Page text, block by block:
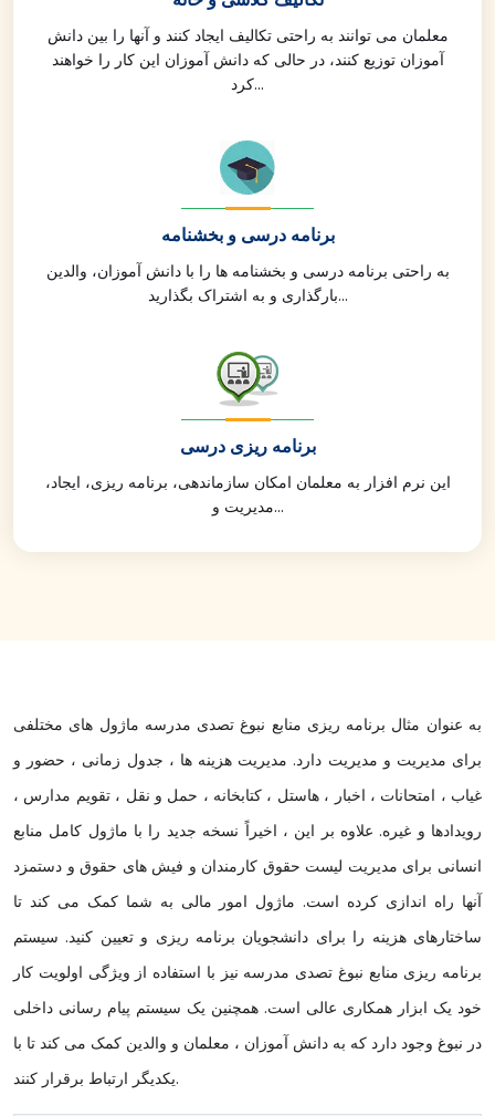
معلمان می توانند به راحتی تکالیف ایجاد کنند و آنها را بین دانش
آموزان توزیع کنند، در حالی که دانش آموزان این کار را خواهند
کرد...
برنامه درسی و بخشنامه
به راحتی برنامه درسی و بخشنامه ها را با دانش آموزان، والدین
بارگذاری و به اشتراک بگذارید...
برنامه ریزی درسی
این نرم افزار به معلمان امکان سازماندهی، برنامه ریزی، ایجاد،
مدیریت و...
به عنوان مثال برنامه ریزی منابع نبوغ تصدی مدرسه ماژول های مختلفی
برای مدیریت و مدیریت دارد. مدیریت هزینه ها ، جدول زمانی ، حضور و
غیاب ، امتحانات ، اخبار ، هاستل ، کتابخانه ، حمل و نقل ، تقویم مدارس ،
رویدادها و غیره. علاوه بر این ، اخیراً نسخه جدید را با ماژول کامل منابع
انسانی برای مدیریت لیست حقوق کارمندان و فیش های حقوق و دستمزد
آنها راه اندازی کرده است. ماژول امور مالی به شما کمک می کند تا
ساختارهای هزینه را برای دانشجویان برنامه ریزی و تعیین کنید. سیستم
برنامه ریزی منابع نبوغ تصدی مدرسه نیز با استفاده از ویژگی اولویت کار
خود یک ابزار همکاری عالی است. همچنین یک سیستم پیام رسانی داخلی
در نبوغ وجود دارد که به دانش آموزان ، معلمان و والدین کمک می کند تا با
یکدیگر ارتباط برقرار کنند.